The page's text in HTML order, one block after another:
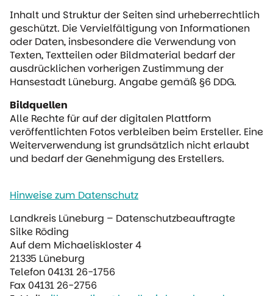
Inhalt und Struktur der Seiten sind urheberrechtlich
geschützt. Die Vervielfältigung von Informationen
oder Daten, insbesondere die Verwendung von
Texten, Textteilen oder Bildmaterial bedarf der
ausdrücklichen vorherigen Zustimmung der
Hansestadt Lüneburg. Angabe gemäß §6 DDG.
Bildquellen
Alle Rechte für auf der digitalen Plattform
veröffentlichten Fotos verbleiben beim Ersteller. Eine
Weiterverwendung ist grundsätzlich nicht erlaubt
und bedarf der Genehmigung des Erstellers.
Hinweise zum Datenschutz
Landkreis Lüneburg – Datenschutzbeauftragte
Silke Röding
Auf dem Michaeliskloster 4
21335 Lüneburg
Telefon 04131 26-1756
Fax 04131 26-2756